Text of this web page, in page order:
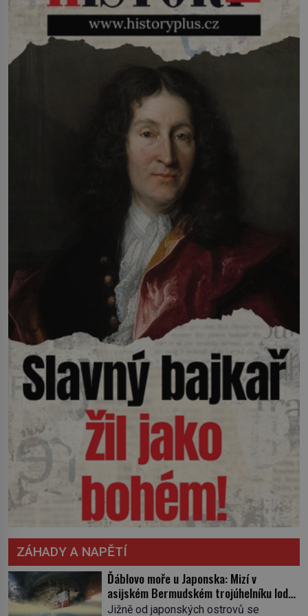
říct, že je to přírodní […]
ZÁHADY A NAPĚTÍ
Ďáblovo moře u Japonska: Mizí v
asijském Bermudském trojúhelníku lodě
ve spárech neznámé síly?
Jižně od japonských ostrovů se